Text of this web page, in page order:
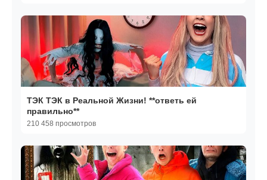
ТЭК ТЭК в Реальной Жизни! **ответь ей
правильно**
210 458 просмотров